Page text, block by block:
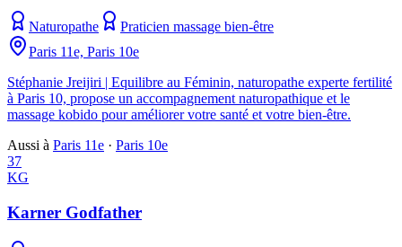
Naturopathe
Praticien massage bien-être
Paris 11e, Paris 10e
Stéphanie Jreijiri | Equilibre au Féminin, naturopathe experte fertilité
à Paris 10, propose un accompagnement naturopathique et le
massage kobido pour améliorer votre santé et votre bien-être.
Aussi à Paris 11e · Paris 10e
37
KG
Karner Godfather